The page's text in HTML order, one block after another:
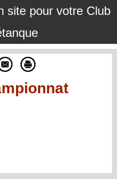
site pour votre Club